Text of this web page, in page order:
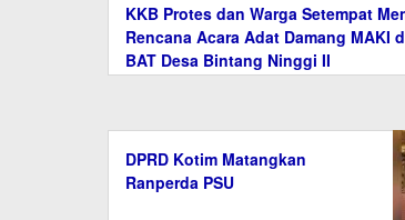
KKB Protes dan Warga Setempat
Rencana Acara Adat Damang MAKI
BAT Desa Bintang Ninggi II
DPRD Kotim Matangkan
Ranperda PSU